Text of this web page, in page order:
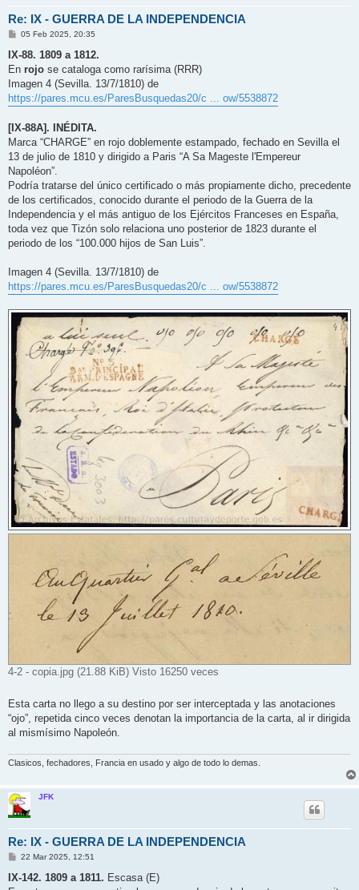
Re: IX - GUERRA DE LA INDEPENDENCIA
M
n
a
j
05 Feb 2025, 20:35
IX-88. 1809 a 1812.
En rojo se cataloga como rarísima (RRR)
Imagen 4 (Sevilla. 13/7/1810) de
https://pares.mcu.es/ParesBusquedas20/c ... ow/5538872
[IX-88A]. INÉDITA.
Marca “CHARGE” en rojo doblemente estampado, fechado en Sevilla el
13 de julio de 1810 y dirigido a Paris “A Sa Mageste l'Empereur
Napoléon”.
Podría tratarse del único certificado o más propiamente dicho, precedente
de los certificados, conocido durante el periodo de la Guerra de la
Independencia y el más antiguo de los Ejércitos Franceses en España,
toda vez que Tizón solo relaciona uno posterior de 1823 durante el
periodo de los “100.000 hijos de San Luis”.
Imagen 4 (Sevilla. 13/7/1810) de
https://pares.mcu.es/ParesBusquedas20/c ... ow/5538872
4-2 - copia.jpg (21.88 KiB) Visto 16250 veces
Esta carta no llego a su destino por ser interceptada y las anotaciones
“ojo”, repetida cinco veces denotan la importancia de la carta, al ir dirigida
al mismísimo Napoleón.
Clasicos, fechadores, Francia en usado y algo de todo lo demas.
JFK
Re: IX - GUERRA DE LA INDEPENDENCIA
M
n
22 Mar 2025, 12:51
IX-142. 1809 a 1811. Escasa (E)